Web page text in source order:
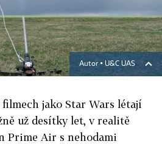
Autor ▪ U&C UAS
jako Star Wars létají
už desítky let, v realitě
Prime Air s nehodami